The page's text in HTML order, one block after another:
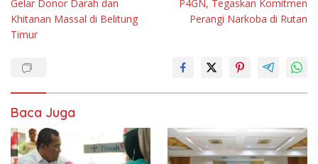
Gelar Donor Darah dan
Khitanan Massal di Belitung
Timur
P4GN, Tegaskan Komitmen
Perangi Narkoba di Rutan
Baca Juga